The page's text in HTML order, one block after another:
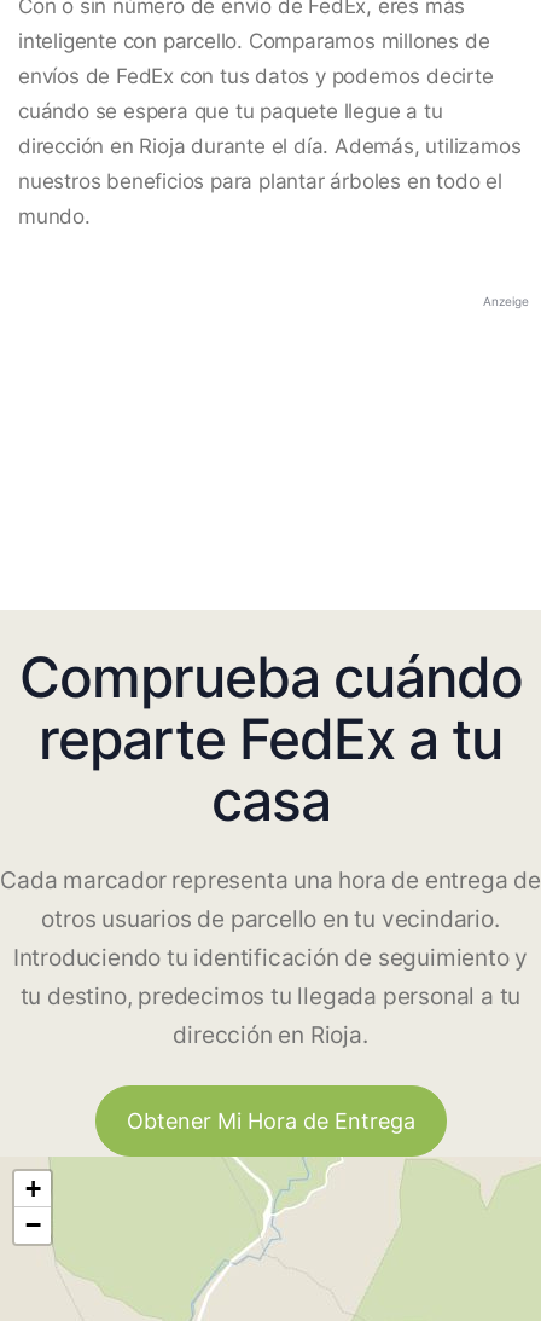
Con o sin número de envío de FedEx, eres más
inteligente con parcello. Comparamos millones de
envíos de FedEx con tus datos y podemos decirte
cuándo se espera que tu paquete llegue a tu
dirección en Rioja durante el día. Además, utilizamos
nuestros beneficios para plantar árboles en todo el
mundo.
Anzeige
Comprueba cuándo
reparte FedEx a tu
casa
Cada marcador representa una hora de entrega de
otros usuarios de parcello en tu vecindario.
Introduciendo tu identificación de seguimiento y
tu destino, predecimos tu llegada personal a tu
dirección en Rioja.
Obtener Mi Hora de Entrega
+
−